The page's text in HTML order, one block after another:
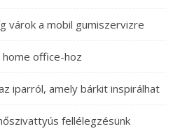
várok a mobil gumiszervizre
office-hoz
iparról, amely bárkit inspirálhat
fellélegzésünk